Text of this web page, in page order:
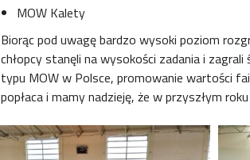
MOW Kalety
Biorąc pod uwagę bardzo wysoki poziom
chłopcy stanęli na wysokości zadania i
typu MOW w Polsce, promowanie wartości
popłaca i mamy nadzieję, że w przyszłym